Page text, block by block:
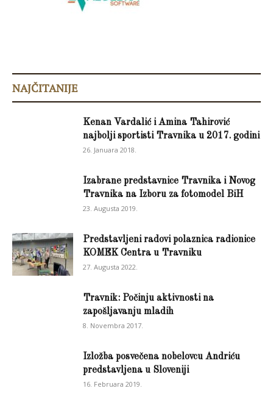
NAJČITANIJE
Kenan Vardalić i Amina Tahirović
najbolji sportisti Travnika u 2017. godini
26. Januara 2018.
Izabrane predstavnice Travnika i Novog
Travnika na Izboru za fotomodel BiH
23. Augusta 2019.
Predstavljeni radovi polaznica radionice
KOMEK Centra u Travniku
27. Augusta 2022.
Travnik: Počinju aktivnosti na
zapošljavanju mladih
8. Novembra 2017.
Izložba posvečena nobelovcu Andriću
predstavljena u Sloveniji
16. Februara 2019.